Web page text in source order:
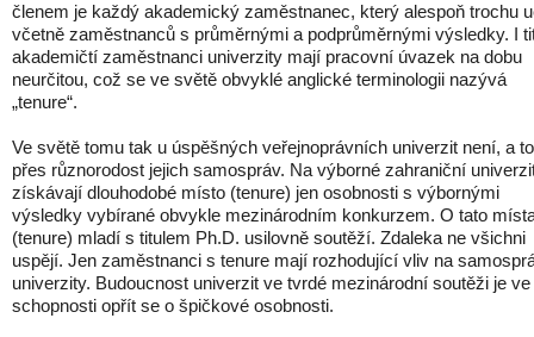
členem je každý akademický zaměstnanec, který alespoň trochu
včetně zaměstnanců s průměrnými a podprůměrnými výsledky. I
akademičtí zaměstnanci univerzity mají pracovní úvazek na dobu
neurčitou, což se ve světě obvyklé anglické terminologii nazývá
„tenure“.
Ve světě tomu tak u úspěšných veřejnoprávních univerzit není, a
přes různorodost jejich samospráv. Na výborné zahraniční
získávají dlouhodobé místo (tenure) jen osobnosti s výbornými
výsledky vybírané obvykle mezinárodním konkurzem. O tato
(tenure) mladí s titulem Ph.D. usilovně soutěží. Zdaleka ne všichni
uspějí. Jen zaměstnanci s tenure mají rozhodující vliv na
univerzity. Budoucnost univerzit ve tvrdé mezinárodní soutěži je ve
schopnosti opřít se o špičkové osobnosti.